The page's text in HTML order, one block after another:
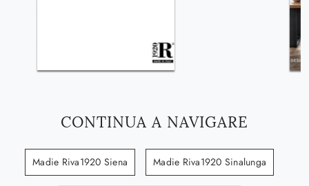
CONTINUA A NAVIGARE
Madie Riva1920 Siena Madie Riva1920 Sinalunga